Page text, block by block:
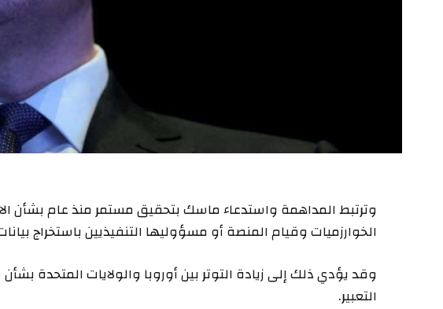
وترتبط المداهمة واستدعاء ماسك بتحقيق مستمر منذ عام بشأن
الخوارزميات وقيام المنصة أو مسؤوليها التنفيذيين باستخراج
وقد يؤدي ذلك إلى زيادة التوتر بين أوروبا والولايات ‌المتحدة
التعبير.